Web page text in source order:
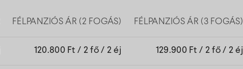
FÉLPANZIÓS ÁR (2 FOGÁS) FÉLPANZIÓS ÁR (3 FOGÁS)
120.800 Ft / 2 fő / 2 éj 129.900 Ft / 2 fő / 2 éj